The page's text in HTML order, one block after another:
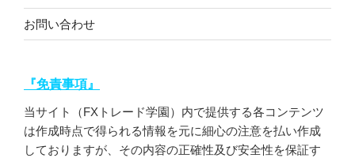
お問い合わせ
『免責事項』
当サイト（FXトレード学園）内で提供する各コンテンツ
は作成時点で得られる情報を元に細心の注意を払い作成
しておりますが、その内容の正確性及び安全性を保証す